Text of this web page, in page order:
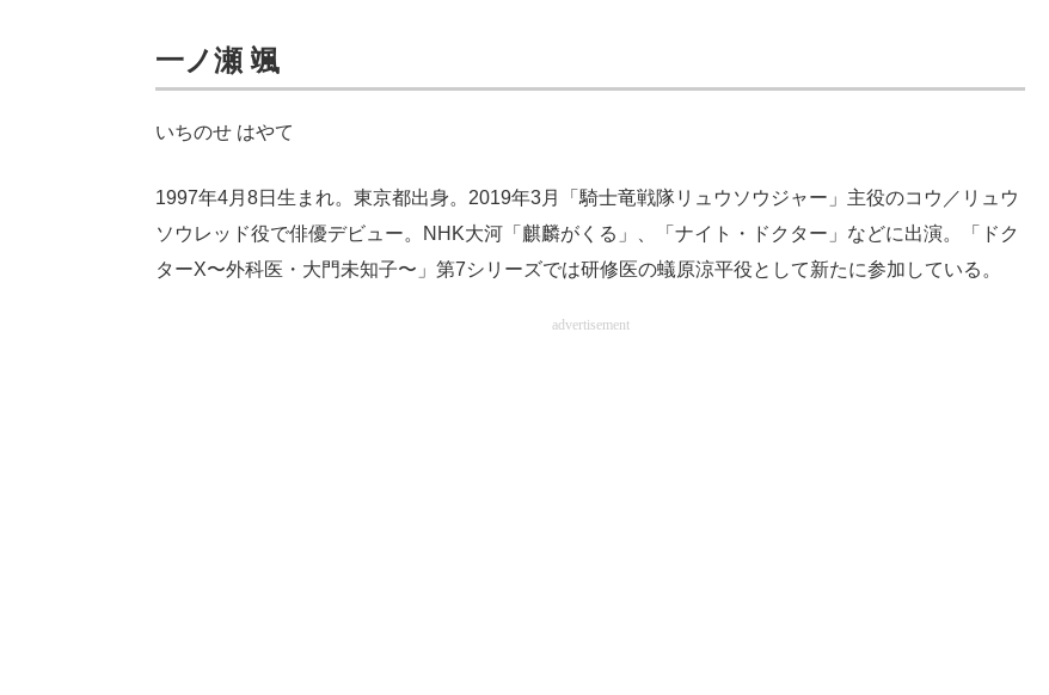
一ノ瀬 颯
いちのせ はやて
1997年4月8日生まれ。東京都出身。2019年3月「騎士竜戦隊リュウソウジャー」主役のコウ／リュウ
ソウレッド役で俳優デビュー。NHK大河「麒麟がくる」、「ナイト・ドクター」などに出演。「ドク
ターX〜外科医・大門未知子〜」第7シリーズでは研修医の蟻原涼平役として新たに参加している。
advertisement